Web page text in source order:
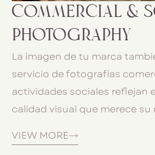
Commercial &
Photography
La imagen de tu marca
servicio de fotografías
actividades sociales reflejan
calidad visual que merece su
VIEW MORE